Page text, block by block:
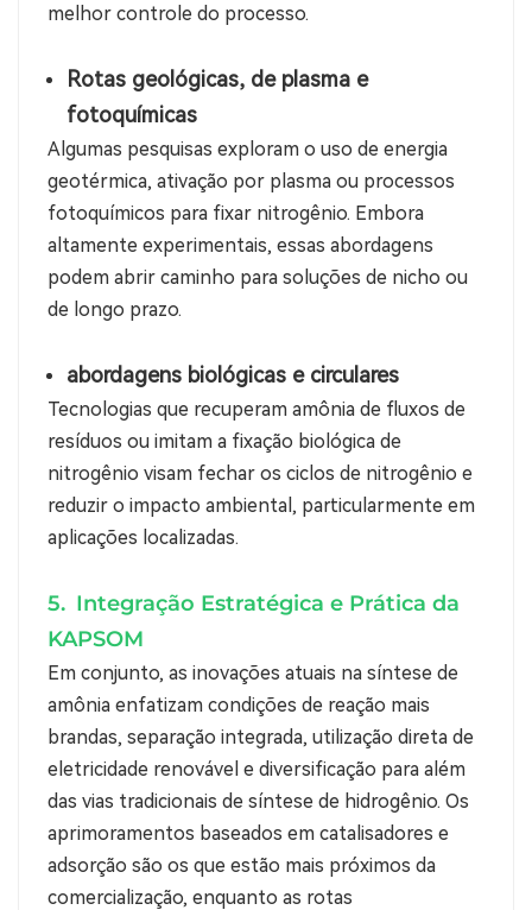
melhor controle do processo.
Rotas geológicas, de plasma e
fotoquímicas
Algumas pesquisas exploram o uso de energia
geotérmica, ativação por plasma ou processos
fotoquímicos para fixar nitrogênio. Embora
altamente experimentais, essas abordagens
podem abrir caminho para soluções de nicho ou
de longo prazo.
abordagens biológicas e circulares
Tecnologias que recuperam amônia de fluxos de
resíduos ou imitam a fixação biológica de
nitrogênio visam fechar os ciclos de nitrogênio e
reduzir o impacto ambiental, particularmente em
aplicações localizadas.
5. Integração Estratégica e Prática da
KAPSOM
Em conjunto, as inovações atuais na síntese de
amônia enfatizam condições de reação mais
brandas, separação integrada, utilização direta de
eletricidade renovável e diversificação para além
das vias tradicionais de síntese de hidrogênio. Os
aprimoramentos baseados em catalisadores e
adsorção são os que estão mais próximos da
comercialização, enquanto as rotas